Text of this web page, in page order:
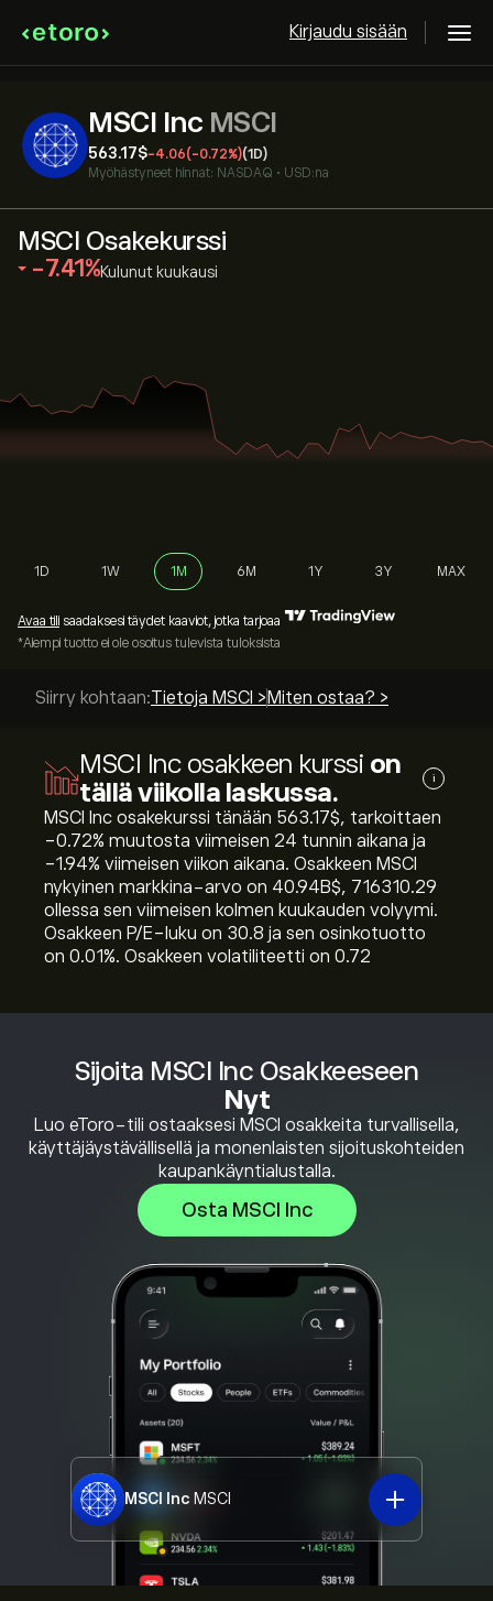
Kirjaudu sisään
MSCI Inc MSCI
563.17‎$‎-4.06(-0.72%)(1D)
Myöhästyneet hinnat: NASDAQ • USD:na
Sijoita MSCI Inc Osakkeeseen
Nyt
Luo eToro-tili ostaaksesi MSCI osakkeita turvallisella,
käyttäjäystävällisellä ja monenlaisten sijoituskohteiden
kaupankäyntialustalla.
Osta MSCI Inc
MSCI Inc MSCI
MSCI Osakekurssi
‎-7.41‎ Kulunut kuukausi
1D 1W 1M 6M 1Y 3Y MAX
Avaa tili saadaksesi täydet kaaviot, jotka tarjoaa
*Aiempi tuotto ei ole osoitus tulevista tuloksista
Siirry kohtaan:Tietoja MSCI > Miten ostaa? >
MSCI Inc osakkeen kurssi on
tällä viikolla laskussa.
i
MSCI Inc osakekurssi tänään 563.17‎$‎, tarkoittaen
‎-0.72‎% muutosta viimeisen 24 tunnin aikana ja
‎-1.94‎% viimeisen viikon aikana. Osakkeen MSCI
nykyinen markkina-arvo on 40.94B‎$‎, 716310.29
ollessa sen viimeisen kolmen kuukauden volyymi.
Osakkeen P/E-luku on 30.8 ja sen osinkotuotto
on 0.01%. Osakkeen volatiliteetti on 0.72